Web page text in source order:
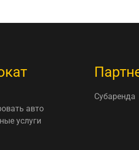
авто
услуги
Субаренда